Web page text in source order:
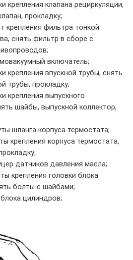
крепления клапана рециркуляции,
прокладку;
крепления фильтра тонкой
снять фильтр в сборе с
включатель;
крепления впускной трубы, снять
трубы, прокладку;
крепления выпускного
шайбы, выпускной коллектор,
шланга корпуса термостата;
крепления корпуса термостата,
датчиков давления масла;
крепления головки блока
болты с шайбами;
цилиндров;